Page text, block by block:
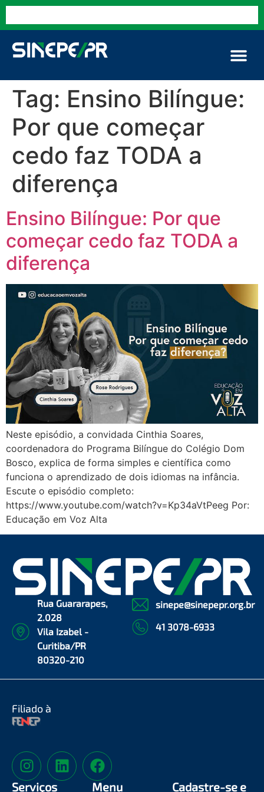
Tag: Ensino Bilíngue:
Por que começar
cedo faz TODA a
diferença
Ensino Bilíngue: Por que
começar cedo faz TODA a
diferença
Neste episódio, a convidada Cinthia Soares,
coordenadora do Programa Bilíngue do Colégio Dom
Bosco, explica de forma simples e científica como
funciona o aprendizado de dois idiomas na infância.
Escute o episódio completo:
https://www.youtube.com/watch?v=Kp34aVtPeeg Por:
Educação em Voz Alta
Rua Guararapes,
2.028
Vila Izabel -
Curitiba/PR
80320-210
sinepe@sinepepr.org.br
41 3078-6933
Filiado à
Serviços Menu
Cadastre-se e